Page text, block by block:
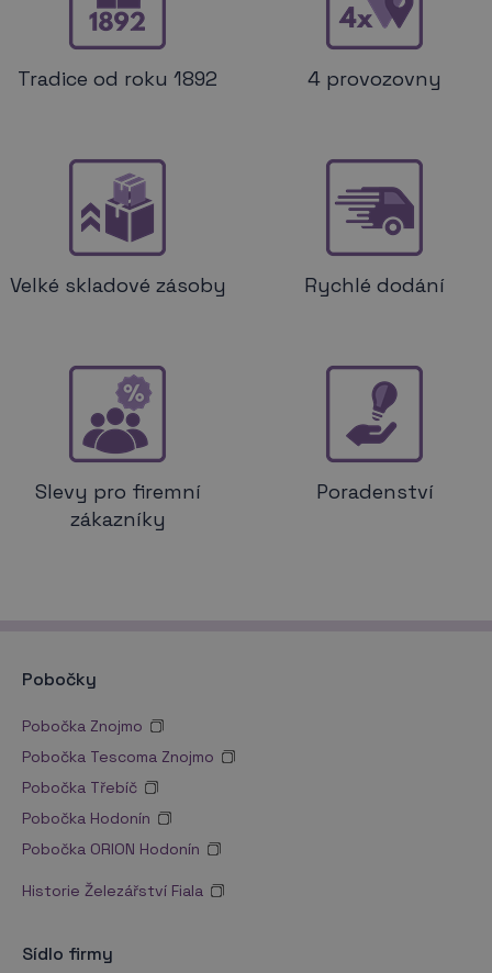
Tradice od roku 1892 4 provozovny
Velké skladové zásoby Rychlé dodání
Slevy pro firemní
zákazníky
Poradenství
Pobočky
Pobočka Znojmo
Pobočka Tescoma Znojmo
Pobočka Třebíč
Pobočka Hodonín
Pobočka ORION Hodonín
Historie Železářství Fiala
Sídlo firmy